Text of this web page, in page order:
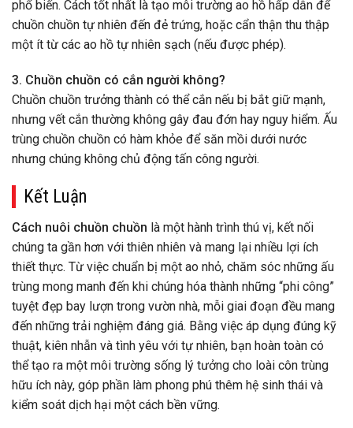
phổ biến. Cách tốt nhất là tạo môi trường ao hồ hấp dẫn để
chuồn chuồn tự nhiên đến đẻ trứng, hoặc cẩn thận thu thập
một ít từ các ao hồ tự nhiên sạch (nếu được phép).
3. Chuồn chuồn có cắn người không?
Chuồn chuồn trưởng thành có thể cắn nếu bị bắt giữ mạnh,
nhưng vết cắn thường không gây đau đớn hay nguy hiểm. Ấu
trùng chuồn chuồn có hàm khỏe để săn mồi dưới nước
nhưng chúng không chủ động tấn công người.
Kết Luận
Cách nuôi chuồn chuồn là một hành trình thú vị, kết nối
chúng ta gần hơn với thiên nhiên và mang lại nhiều lợi ích
thiết thực. Từ việc chuẩn bị một ao nhỏ, chăm sóc những ấu
trùng mong manh đến khi chúng hóa thành những “phi công”
tuyệt đẹp bay lượn trong vườn nhà, mỗi giai đoạn đều mang
đến những trải nghiệm đáng giá. Bằng việc áp dụng đúng kỹ
thuật, kiên nhẫn và tình yêu với tự nhiên, bạn hoàn toàn có
thể tạo ra một môi trường sống lý tưởng cho loài côn trùng
hữu ích này, góp phần làm phong phú thêm hệ sinh thái và
kiểm soát dịch hại một cách bền vững.